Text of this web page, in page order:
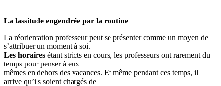
La lassitude engendrée par la routine
La réorientation professeur peut se présenter comme un moyen de
s’attribuer un moment à soi.
Les horaires étant stricts en cours, les professeurs ont rarement du
temps pour penser à eux-
mêmes en dehors des vacances. Et même pendant ces temps, il
arrive qu’ils soient chargés de